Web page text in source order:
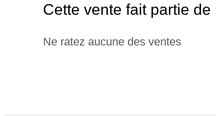
Cette vente fait partie
Ne ratez aucune des ventes